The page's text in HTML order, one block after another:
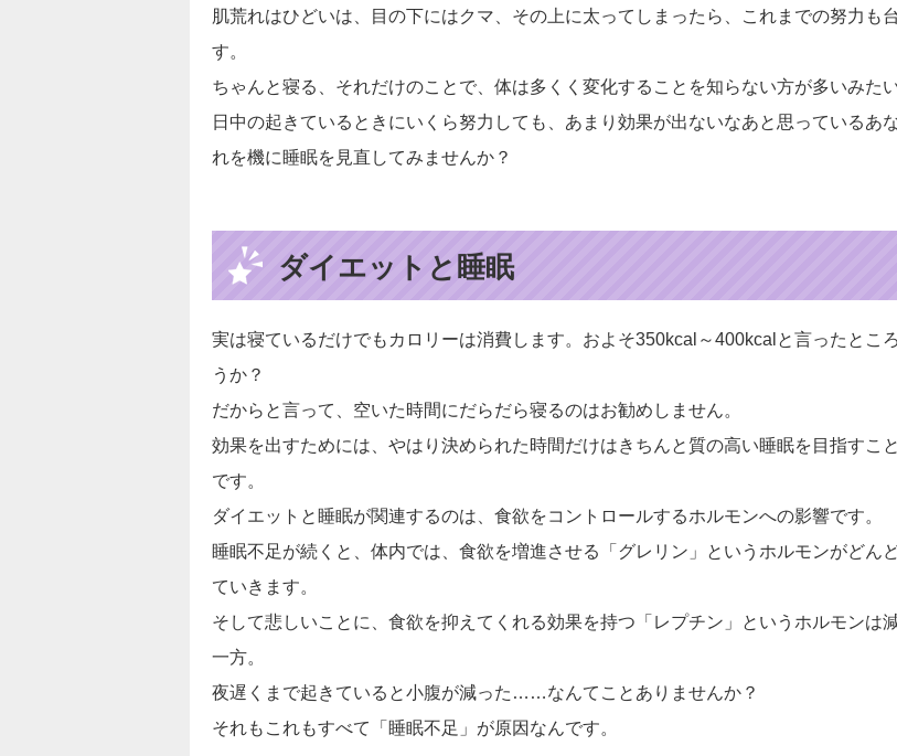
肌荒れはひどいは、目の下にはクマ、その上に太ってしまったら、これまでの努力も
す。
ちゃんと寝る、それだけのことで、体は多くく変化することを知らない方が多いみたい
日中の起きているときにいくら努力しても、あまり効果が出ないなあと思っているあ
れを機に睡眠を見直してみませんか？
ダイエットと睡眠
実は寝ているだけでもカロリーは消費します。およそ350kcal～400kcalと言ったとこ
うか？
だからと言って、空いた時間にだらだら寝るのはお勧めしません。
効果を出すためには、やはり決められた時間だけはきちんと質の高い睡眠を目指すこ
です。
ダイエットと睡眠が関連するのは、食欲をコントロールするホルモンへの影響です。
睡眠不足が続くと、体内では、食欲を増進させる「グレリン」というホルモンがどん
ていきます。
そして悲しいことに、食欲を抑えてくれる効果を持つ「レプチン」というホルモンは
一方。
夜遅くまで起きていると小腹が減った……なんてことありませんか？
それもこれもすべて「睡眠不足」が原因なんです。